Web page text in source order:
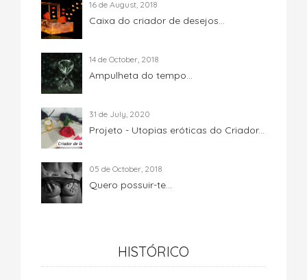
16 de August, 2018
Caixa do criador de desejos...
14 de October, 2018
Ampulheta do tempo...
31 de July, 2020
Projeto - Utopias eróticas do Criador...
05 de October, 2018
Quero possuir-te...
HISTÓRICO